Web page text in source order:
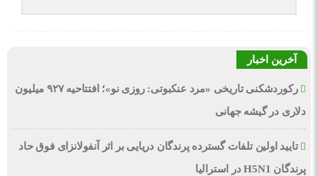
آخرین اخبار
رکوردشکنی تاریخی «مرد عنکبوتی: روزی نو»؛ افتتاحیه ۹۲۷ میلیون
دلاری در گیشه جهانی
تایید اولین تلفات گسترده پرندگان دریایی بر اثر آنفولانزای فوق حاد
پرندگان H5N1 در استرالیا